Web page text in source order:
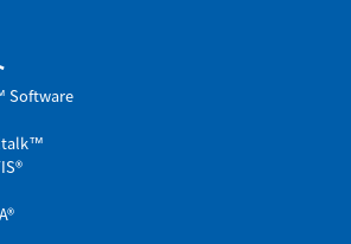
Software